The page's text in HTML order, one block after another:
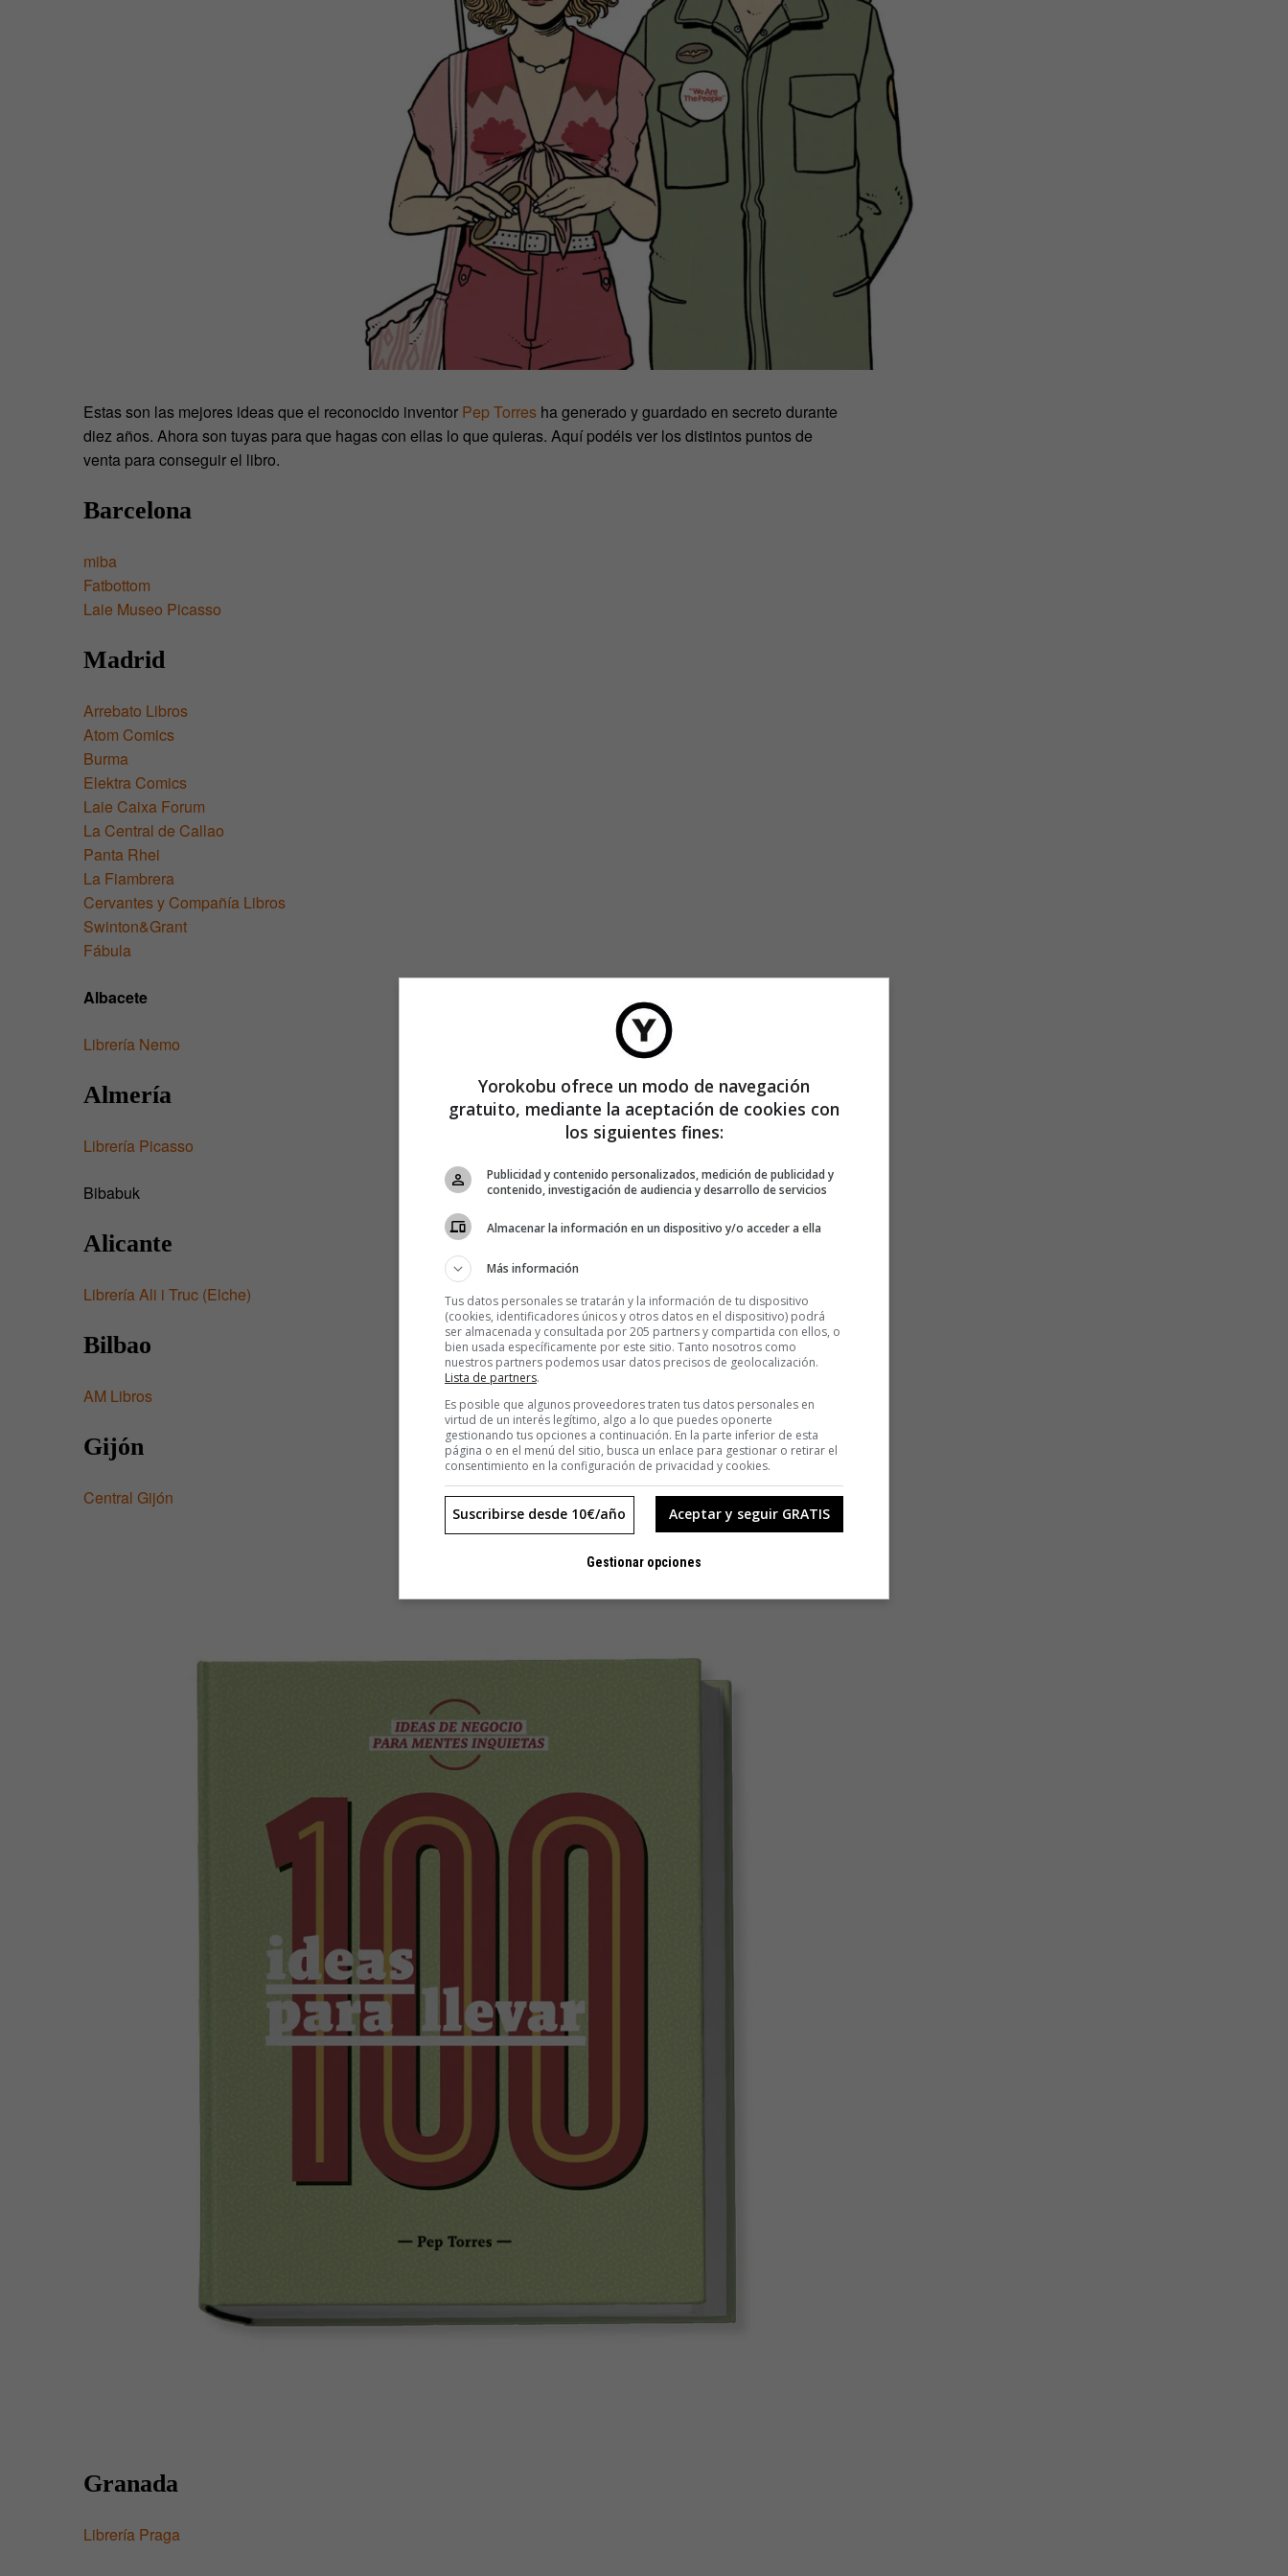
Estas son las mejores ideas que el reconocido inventor Pep Torres ha generado y guardado en secreto durante
diez años. Ahora son tuyas para que hagas con ellas lo que quieras. Aquí podéis ver los distintos puntos de
venta para conseguir el libro.
Barcelona
miba
Fatbottom
Laie Museo Picasso
Madrid
Arrebato Libros
Atom Comics
Burma
Elektra Comics
Laie Caixa Forum
La Central de Callao
Panta Rhei
La Fiambrera
Cervantes y Compañía Libros
Swinton&Grant
Fábula
Albacete
Librería Nemo
Almería
Librería Picasso
Bibabuk
Alicante
Librería Ali i Truc (Elche)
Bilbao
AM Libros
Gijón
Central Gijón
Granada
Librería Praga
Yorokobu ofrece un modo de navegación
gratuito, mediante la aceptación de cookies con
los siguientes fines:
Publicidad y contenido personalizados, medición de publicidad y
contenido, investigación de audiencia y desarrollo de servicios
Almacenar la información en un dispositivo y/o acceder a ella
Más información
Tus datos personales se tratarán y la información de tu dispositivo
(cookies, identificadores únicos y otros datos en el dispositivo) podrá
ser almacenada y consultada por 205 partners y compartida con ellos, o
bien usada específicamente por este sitio. Tanto nosotros como
nuestros partners podemos usar datos precisos de geolocalización.
Lista de partners.
Es posible que algunos proveedores traten tus datos personales en
virtud de un interés legítimo, algo a lo que puedes oponerte
gestionando tus opciones a continuación. En la parte inferior de esta
página o en el menú del sitio, busca un enlace para gestionar o retirar el
consentimiento en la configuración de privacidad y cookies.
Aceptar y seguir GRATIS
Suscribirse desde 10€/año
Gestionar opciones